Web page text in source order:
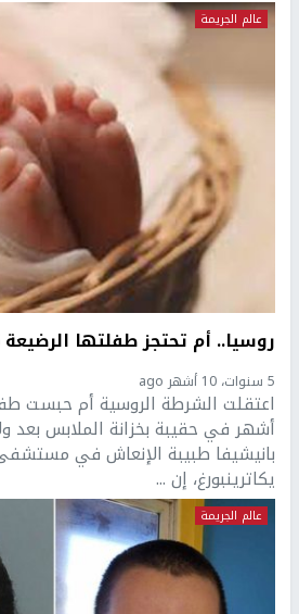
عالم الجريمة
روسيا.. أم تحتجز طفلتها الرضيعة 6 أشهر في حقيبة !
5 سنوات، 10 أشهر ago
اعتقلت الشرطة الروسية أم حبست
أشهر في حقيبة بخزانة الملابس بعد
بانيشيفا طبيبة الإنعاش في
يكاترينبورغ، إن ...
عالم الجريمة